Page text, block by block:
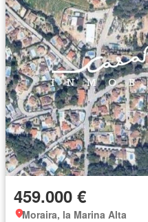
459.000 €
Moraira, la Marina Alta